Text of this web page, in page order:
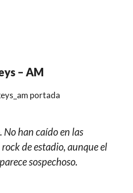
– AM
No han caído en las
de estadio, aunque el
sospechoso.